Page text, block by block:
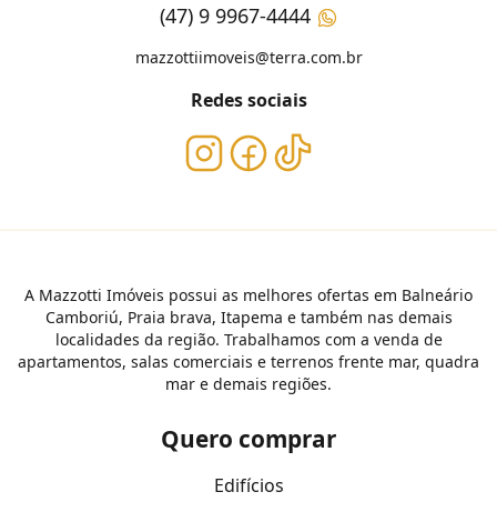
(47) 9 9967-4444
mazzottiimoveis@terra.com.br
Redes sociais
A Mazzotti Imóveis possui as melhores ofertas em Balneário
Camboriú, Praia brava, Itapema e também nas demais
localidades da região. Trabalhamos com a venda de
apartamentos, salas comerciais e terrenos frente mar, quadra
mar e demais regiões.
Quero comprar
Edifícios